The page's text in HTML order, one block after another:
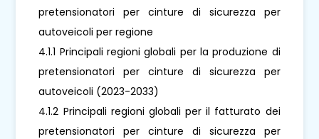
pretensionatori per cinture di sicurezza per
autoveicoli per regione
4.1.1 Principali regioni globali per la produzione di
pretensionatori per cinture di sicurezza per
autoveicoli (2023-2033)
4.1.2 Principali regioni globali per il fatturato dei
pretensionatori per cinture di sicurezza per